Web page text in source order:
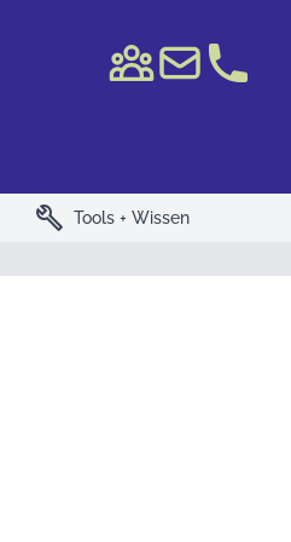
ISIN
build Tools + Wissen